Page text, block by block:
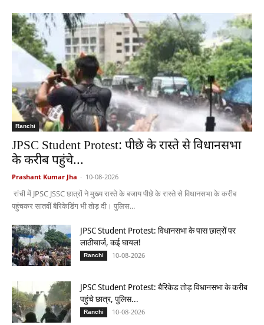
Ranchi
JPSC Student Protest: पीछे के रास्ते से विधानसभा
के करीब पहुंचे...
Prashant Kumar Jha - 10-08-2026
रांची में JPSC JSSC छात्रों ने मुख्य रास्ते के बजाय पीछे के रास्ते से विधानसभा के करीब
पहुंचकर सातवीं बैरिकेडिंग भी तोड़ दी। पुलिस...
JPSC Student Protest: विधानसभा के पास छात्रों पर
लाठीचार्ज, कई घायल!
Ranchi 10-08-2026
JPSC Student Protest: बैरिकेड तोड़ विधानसभा के करीब
पहुंचे छात्र, पुलिस...
Ranchi 10-08-2026